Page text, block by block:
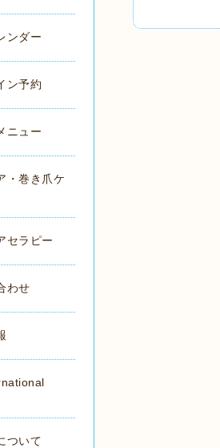
ンダー
ン予約
ニュー
・巻き爪ケ
セラピー
わせ
ついて